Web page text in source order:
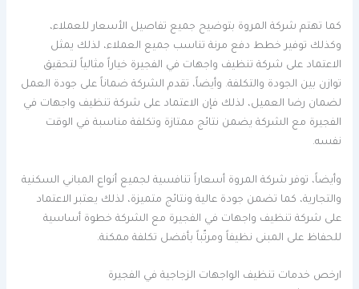
كما تهتم شركة المروة بتوضيح جميع تفاصيل الأسعار للعملاء،
وكذلك توفير خطط دفع مرنة تناسب جميع العملاء، لذلك يمثل
الاعتماد على شركة تنظيف واجهات في الفجيرة خياراً مثالياً لتحقيق
توازن بين الجودة والتكلفة. وأيضاً، تقدم الشركة ضماناً على جودة العمل
لضمان رضا العميل، لذلك فإن الاعتماد على شركة تنظيف واجهات في
الفجيرة مع الشركة يضمن نتائج ممتازة وتكلفة مناسبة في الوقت
نفسه.
وأيضاً، توفر شركة المروة أسعاراً تنافسية لجميع أنواع المباني السكنية
والتجارية، كما تضمن جودة عالية ونتائج متميزة، لذلك يعتبر الاعتماد
على شركة تنظيف واجهات في الفجيرة مع الشركة خطوة أساسية
للحفاظ على المبنى نظيفاً ومرتّباً بأفضل تكلفة ممكنة.
ارخص خدمات تنظيف الواجهات الزجاجية في الفجيرة